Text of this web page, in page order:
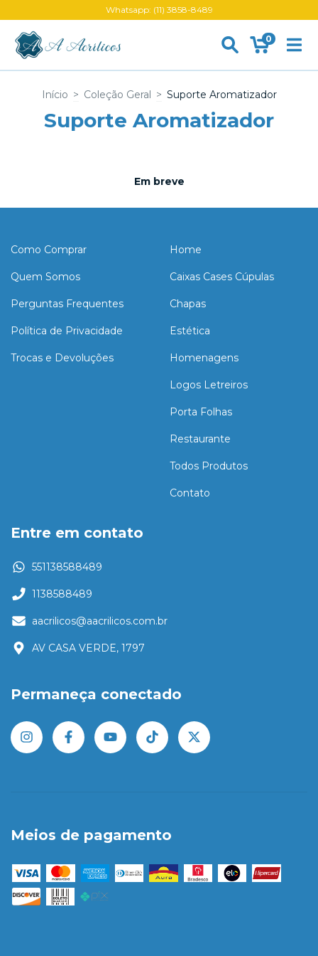
Whatsapp: (11) 3858-8489
0
Início > Coleção Geral > Suporte Aromatizador
Suporte Aromatizador
Em breve
Como Comprar
Quem Somos
Perguntas Frequentes
Política de Privacidade
Trocas e Devoluções
Home
Caixas Cases Cúpulas
Chapas
Estética
Homenagens
Logos Letreiros
Porta Folhas
Restaurante
Todos Produtos
Contato
Entre em contato
551138588489
1138588489
aacrilicos@aacrilicos.com.br
AV CASA VERDE, 1797
Permaneça conectado
Meios de pagamento